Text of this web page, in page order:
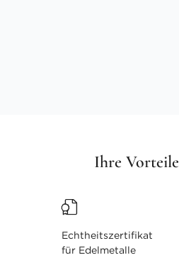
Ihre Vorteile
Echtheitszertifikat
für Edelmetalle